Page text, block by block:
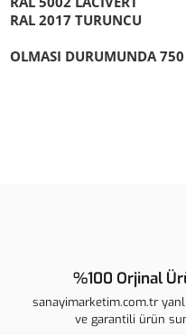
RAL 2017 TURUNCU
OLMASI DURUMUNDA
Ürün bilgilerinde hatalar
Ürün fiyatı diğer sitelerden
Bu ürüne benzer farklı
%100 Orjinal
sanayimarketim.com.tr
ve garantili ürün